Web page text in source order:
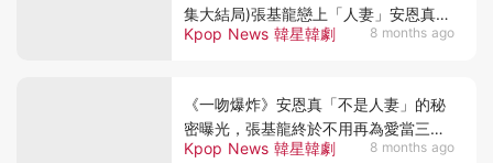
Kpop News 韓星韓劇 8 months ago
集大結局)張基龍戀上「人妻」安恩真誤
當小三
Kpop News 韓星韓劇 8 months ago
《一吻爆炸》安恩真「不是人妻」的秘
密曝光，張基龍終於不用再為愛當三！
(ep.7-8分集劇情)